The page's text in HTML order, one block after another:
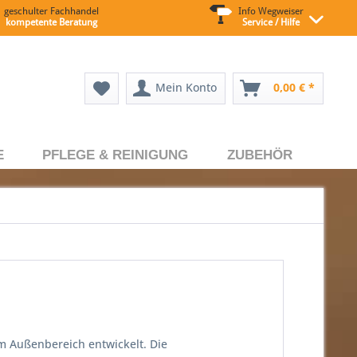
geschulter Fachhandel
kompetente Beratung
Info Wegweiser
Service / Hilfe
Mein Konto 0,00 € *
PFLEGE & REINIGUNG ZUBEHÖR
Außenbereich entwickelt. Die